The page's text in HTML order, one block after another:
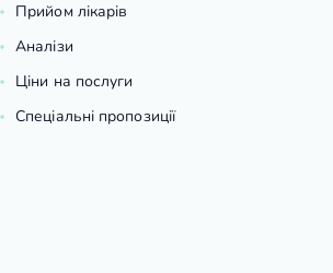
Прийом лікарів
Аналізи
Ціни на послуги
Спеціальні пропозиції